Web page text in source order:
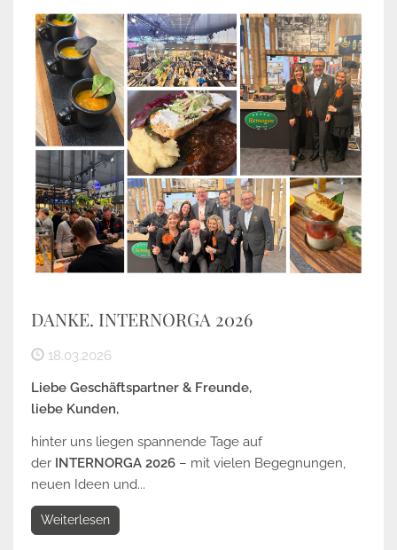
DANKE. INTERNORGA 2026
18.03.2026
Liebe Geschäftspartner & Freunde,
liebe Kunden,
hinter uns liegen spannende Tage auf
der INTERNORGA 2026 – mit vielen Begegnungen,
neuen Ideen und...
Weiterlesen